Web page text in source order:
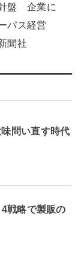
盤 企業に
パス経営
聞社
問い直す時代
戦略で製販の